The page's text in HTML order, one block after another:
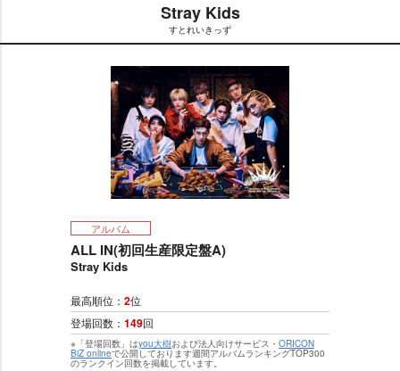
t
e
Stray Kids
すとれいきっず
アルバム
ALL IN(初回生産限定盤A)
Stray Kids
最高順位： 2位
登場回数： 149回
※「登場回数」はyou大樹および法人向けサービス・ ORICON
BiZ onlineで公開しております週間アルバムランキングTOP300
のランクイン回数を掲載しています。